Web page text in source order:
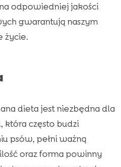
odpowiedniej jakości
gwarantują naszym
życie.
dieta jest niezbędna dla
która często budzi
psów, pełni ważną
oraz forma powinny